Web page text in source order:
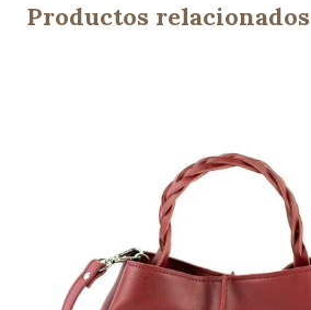
Productos relacionados